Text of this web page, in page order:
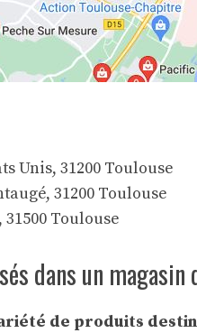
Unis, 31200 Toulouse
31200 Toulouse
31500 Toulouse
dans un magasin
de produits